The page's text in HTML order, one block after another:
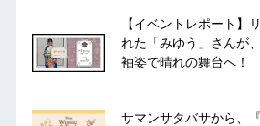
【イベントレポート】
れた「みゆう」さんが
袖姿で晴れの舞台へ！
サマンサタバサから、